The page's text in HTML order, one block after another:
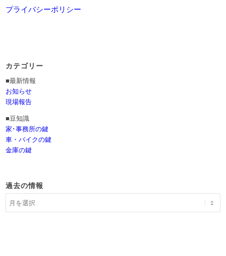
プライバシーポリシー
カテゴリー
■最新情報
お知らせ
現場報告
■豆知識
家･事務所の鍵
車・バイクの鍵
金庫の鍵
過去の情報